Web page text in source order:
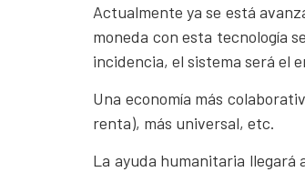
Actualmente ya se está
moneda con esta tecnología
incidencia, el sistema será el
Una economía más
renta), más universal, etc.
La ayuda humanitaria